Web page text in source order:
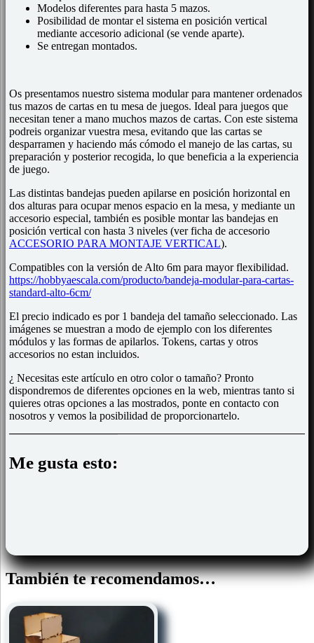
Modelos diferentes para hasta 5 mazos.
Posibilidad de montar el sistema en posición vertical
mediante accesorio adicional (se vende aparte).
Se entregan montados.
Os presentamos nuestro sistema modular para mantener ordenados
tus mazos de cartas en tu mesa de juegos. Ideal para juegos que
necesitan tener a mano muchos mazos de cartas. Con este sistema
podreis organizar vuestra mesa, evitando que las cartas se
desparramen y haciendo más cómodo el manejo de las cartas, su
preparación y posterior recogida, lo que beneficia a la experiencia
de juego.
Las distintas bandejas pueden apilarse en posición horizontal en
dos alturas para ocupar menos espacio en la mesa, y mediante un
accesorio especial, también es posible montar las bandejas en
posición vertical con hasta 3 niveles (ver ficha de accesorio
ACCESORIO PARA MONTAJE VERTICAL).
Compatibles con la versión de Alto 6m para mayor flexibilidad.
https://hobbyaescala.com/producto/bandeja-modular-para-cartas-
standard-alto-6cm/
El precio indicado es por 1 bandeja del tamaño seleccionado. Las
imágenes se muestran a modo de ejemplo con los diferentes
módulos y las formas de apilarlos. Tokens, cartas y otros
accesorios no estan incluidos.
¿ Necesitas este artículo en otro color o tamaño? Pronto
dispondremos de diferentes opciones en la web, mientras tanto si
quieres otras opciones a las mostrados, ponte en contacto con
nosotros y vemos la posibilidad de proporcionartelo.
Me gusta esto:
También te recomendamos…